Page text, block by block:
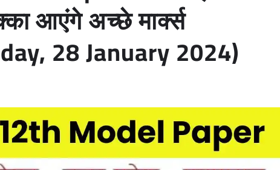
आएंगे अच्छे मार्क्स
28 January 2024)